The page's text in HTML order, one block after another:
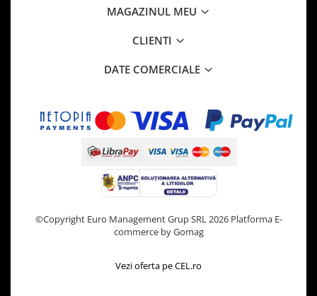
MAGAZINUL MEU
CLIENTI
DATE COMERCIALE
©Copyright Euro Management Grup SRL 2026 Platforma E-
commerce by Gomag
Vezi oferta pe CEL.ro